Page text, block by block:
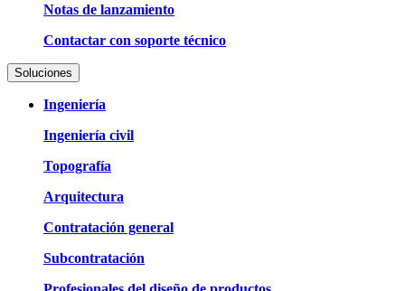
Notas de lanzamiento
Contactar con soporte técnico
Soluciones
Ingeniería
Ingeniería civil
Topografía
Arquitectura
Contratación general
Subcontratación